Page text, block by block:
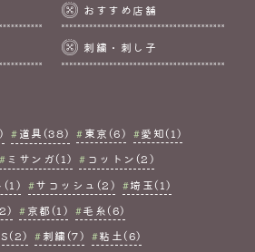
おすすめ店舗
刺繍・刺し子
道具(38) 東京(6)
愛知(1)
ミサンガ(1)
コットン(2)
(1) サコッシュ(2)
埼玉(1)
京都(1)
毛糸(6)
刺繍(7)
粘土(6)